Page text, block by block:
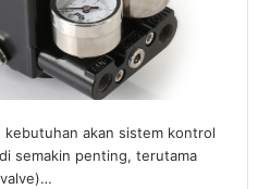
kebutuhan akan sistem kontrol
semakin penting, terutama